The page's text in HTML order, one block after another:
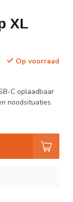
XL
Op voorraad
C oplaadbaar
noodsituaties.